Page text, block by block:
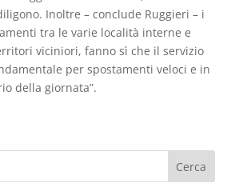
Inoltre – conclude Ruggieri – i
tra le varie località interne e
viciniori, fanno sì che il servizio
per spostamenti veloci e in
della giornata”.